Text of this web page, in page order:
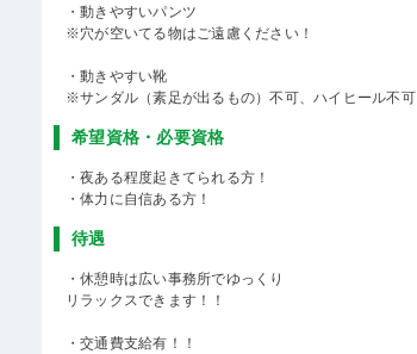
・動きやすいパンツ
※穴が空いてる物はご遠慮ください！
・動きやすい靴
※サンダル（素足が出るもの）不可、ハイヒール不可
希望資格・必要資格
・夜ある程度起きてられる方！
・体力に自信ある方！
待遇
・休憩時は広い事務所でゆっくり
リラックスできます！！
・交通費支給有！！